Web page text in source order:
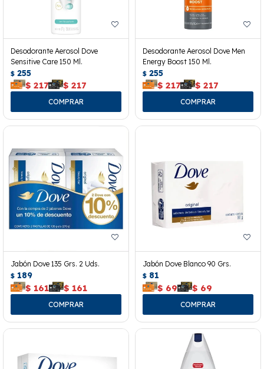
Desodorante Aerosol Dove
Sensitive Care 150 Ml.
$ 255
$ 217 $ 217
Desodorante Aerosol Dove Men
Energy Boost 150 Ml.
$ 255
$ 217 $ 217
Jabón Dove 135 Grs. 2 Uds.
$ 189
$ 161 $ 161
Jabón Dove Blanco 90 Grs.
$ 81
$ 69 $ 69